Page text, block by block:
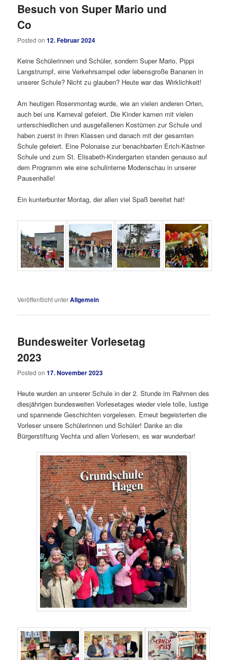
Besuch von Super Mario und
Co
Posted on12. Februar 2024
Keine Schülerinnen und Schüler, sondern Super Mario, Pippi
Langstrumpf, eine Verkehrsampel oder lebensgroße Bananen in
unserer Schule? Nicht zu glauben? Heute war das Wirklichkeit!
Am heutigen Rosenmontag wurde, wie an vielen anderen Orten,
auch bei uns Karneval gefeiert. Die Kinder kamen mit vielen
unterschiedlichen und ausgefallenen Kostümen zur Schule und
haben zuerst in ihren Klassen und danach mit der gesamten
Schule gefeiert. Eine Polonaise zur benachbarten Erich-Kästner-
Schule und zum St. Elisabeth-Kindergarten standen genauso auf
dem Programm wie eine schulinterne Modenschau in unserer
Pausenhalle!
Ein kunterbunter Montag, der allen viel Spaß bereitet hat!
Veröffentlicht unterAllgemein
Bundesweiter Vorlesetag
2023
Posted on17. November 2023
Heute wurden an unserer Schule in der 2. Stunde im Rahmen des
diesjährigen bundesweiten Vorlesetages wieder viele tolle, lustige
und spannende Geschichten vorgelesen. Erneut begeisterten die
Vorleser unsere Schülerinnen und Schüler! Danke an die
Bürgerstiftung Vechta und allen Vorlesern, es war wunderbar!